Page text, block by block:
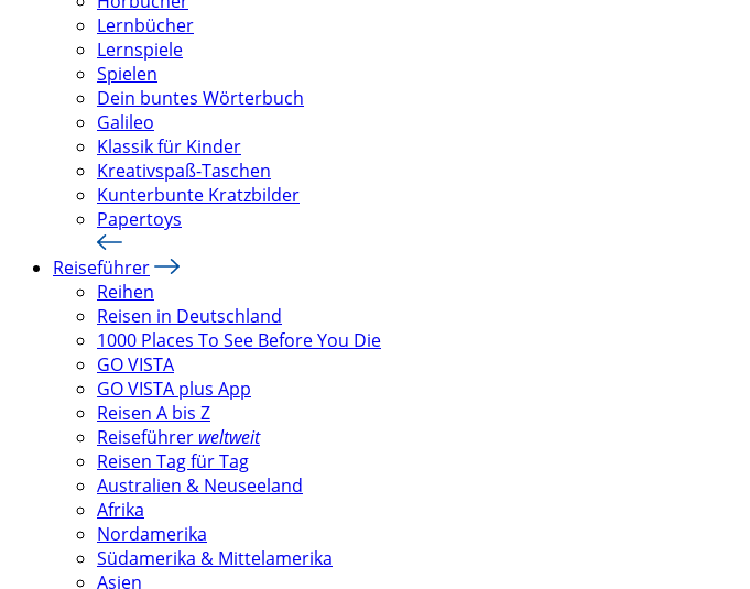
Lernbücher
Lernspiele
Spielen
Dein buntes Wörterbuch
Galileo
Klassik für Kinder
Kreativspaß-Taschen
Kunterbunte Kratzbilder
Papertoys
Reiseführer
Reihen
Reisen in Deutschland
1000 Places To See Before You Die
GO VISTA
GO VISTA plus App
Reisen A bis Z
Reiseführer weltweit
Reisen Tag für Tag
Australien & Neuseeland
Afrika
Nordamerika
Südamerika & Mittelamerika
Asien